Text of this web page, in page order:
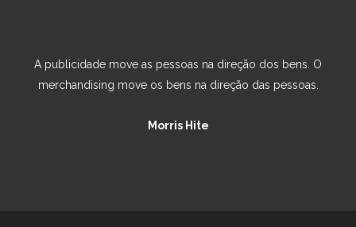
A publicidade move as pessoas na direção dos bens. O